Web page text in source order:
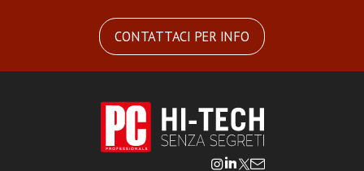
CONTATTACI PER INFO